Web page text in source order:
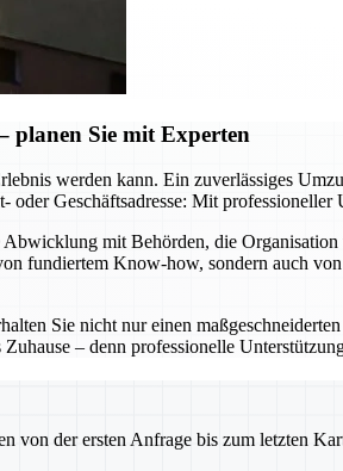
planen Sie mit Experten
werden kann. Ein zuverlässiges
Geschäftsadresse: Mit
mit Behörden, die
fundiertem Know-how, sondern auch
Sie nicht nur einen
– denn professionelle
von der ersten Anfrage bis zum letzten